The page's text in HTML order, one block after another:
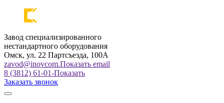
Завод специализированного
нестандартного оборудования
Омск, ул. 22 Партсъезда, 100А
zavod@inovcom.Показать email
8 (3812) 61-01-Показать
Заказать звонок